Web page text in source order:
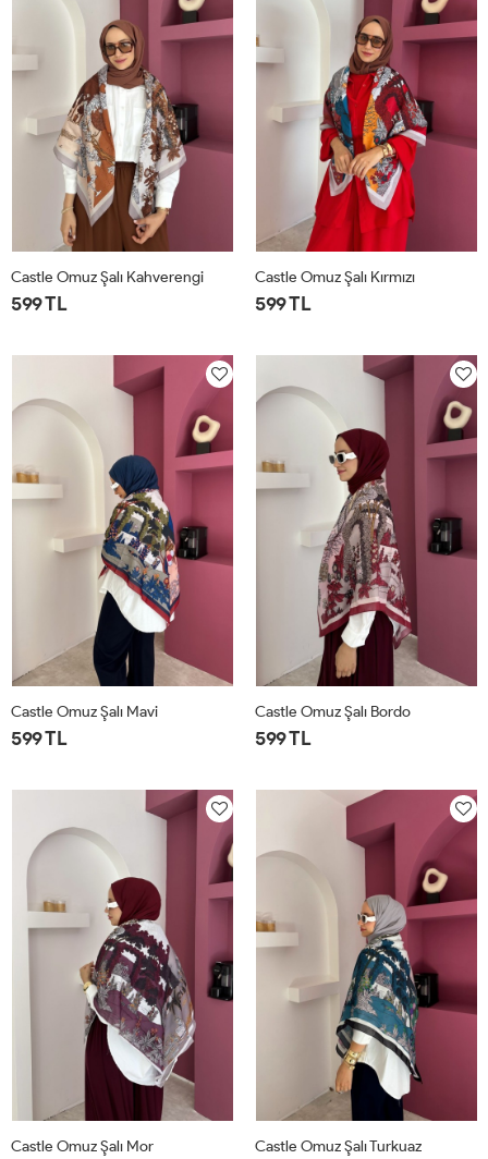
Castle Omuz Şalı Kahverengi
599 TL
Castle Omuz Şalı Kırmızı
599 TL
Castle Omuz Şalı Mavi
599 TL
Castle Omuz Şalı Bordo
599 TL
Castle Omuz Şalı Mor Castle Omuz Şalı Turkuaz